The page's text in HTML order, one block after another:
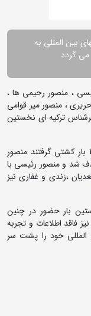
بین المللی به
، منصور رحیمی ها ،
، منصور میر قوامی
ترکیه ای نخستین
در این رقابتها کشتی گیران کشورمان در مجموع 18 بار کشتی گرفتند منصور
حذف شد و منصور رئیسی با
،زندی و غفاری نیز
بار حضور در چنین
فاقد اطلاعات و تجربه
المللی خود را پشت سر